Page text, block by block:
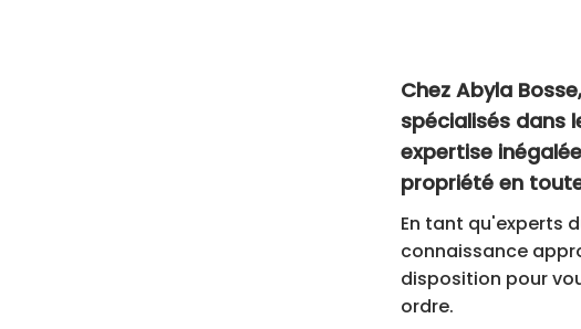
Chez Abyla
spécialisés dans
expertise
propriété en
En tant qu'experts
connaissance
disposition pour
ordre.